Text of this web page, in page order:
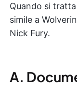
Quando si
simile a
Nick Fury.
A.